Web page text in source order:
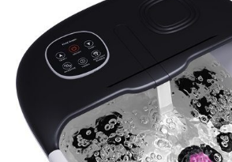
Kennisbank
Over ons
Kom van je kalknagels